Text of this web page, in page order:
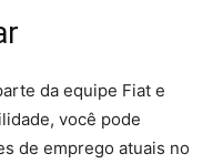
da equipe Fiat e
você pode
de emprego atuais no